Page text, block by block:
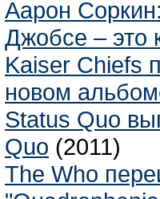
Аарон
Джобсе – это
Kaiser Chiefs
новом
Status Quo
Quo (2011)
The Who